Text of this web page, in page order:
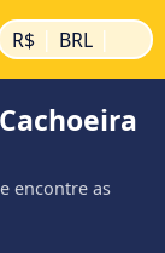
R$ | BRL |
encontre as